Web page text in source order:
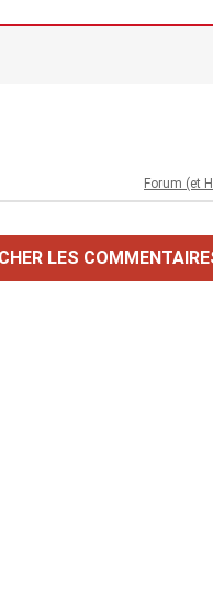
Forum (et
LES